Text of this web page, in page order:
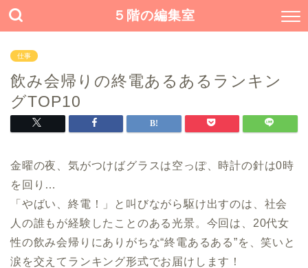
５階の編集室
仕事
飲み会帰りの終電あるあるランキン
グTOP10
金曜の夜、気がつけばグラスは空っぽ、時計の針は0時
を回り…
「やばい、終電！」と叫びながら駆け出すのは、社会
人の誰もが経験したことのある光景。今回は、20代女
性の飲み会帰りにありがちな“終電あるある”を、笑いと
涙を交えてランキング形式でお届けします！